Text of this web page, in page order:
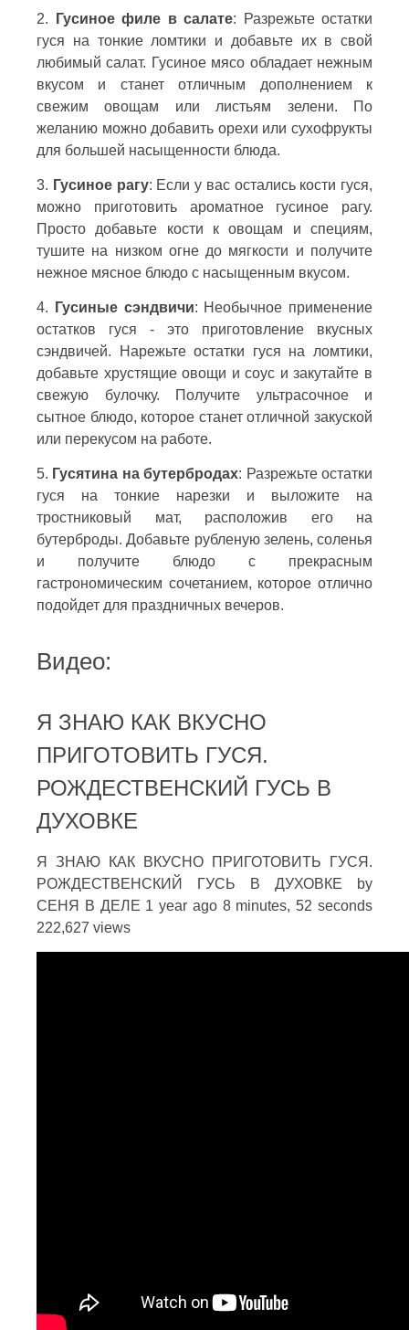
2. Гусиное филе в салате: Разрежьте остатки
гуся на тонкие ломтики и добавьте их в свой
любимый салат. Гусиное мясо обладает нежным
вкусом и станет отличным дополнением к
свежим овощам или листьям зелени. По
желанию можно добавить орехи или сухофрукты
для большей насыщенности блюда.
3. Гусиное рагу: Если у вас остались кости гуся,
можно приготовить ароматное гусиное рагу.
Просто добавьте кости к овощам и специям,
тушите на низком огне до мягкости и получите
нежное мясное блюдо с насыщенным вкусом.
4. Гусиные сэндвичи: Необычное применение
остатков гуся - это приготовление вкусных
сэндвичей. Нарежьте остатки гуся на ломтики,
добавьте хрустящие овощи и соус и закутайте в
свежую булочку. Получите ультрасочное и
сытное блюдо, которое станет отличной закуской
или перекусом на работе.
5. Гусятина на бутербродах: Разрежьте остатки
гуся на тонкие нарезки и выложите на
тростниковый мат, расположив его на
бутерброды. Добавьте рубленую зелень, соленья
и получите блюдо с прекрасным
гастрономическим сочетанием, которое отлично
подойдет для праздничных вечеров.
Видео:
Я ЗНАЮ КАК ВКУСНО
ПРИГОТОВИТЬ ГУСЯ.
РОЖДЕСТВЕНСКИЙ ГУСЬ В
ДУХОВКЕ
Я ЗНАЮ КАК ВКУСНО ПРИГОТОВИТЬ ГУСЯ.
РОЖДЕСТВЕНСКИЙ ГУСЬ В ДУХОВКЕ by
СЕНЯ В ДЕЛЕ 1 year ago 8 minutes, 52 seconds
222,627 views